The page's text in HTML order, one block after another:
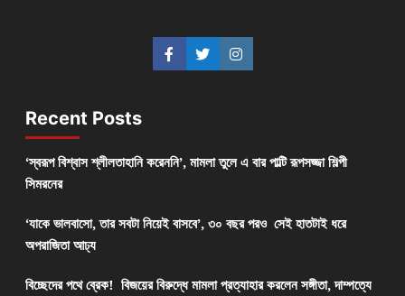
Recent Posts
‘স্বরূপ বিশ্বাস শ্লীলতাহানি করেননি’, মামলা তুলে এ বার পাল্টি রূপসজ্জা শিল্পী
সিমরনের
‘যাকে ভালবাসো, তার সবটা নিয়েই বাসবে’, ৩০ বছর পরও সেই হাতটাই ধরে
অপরাজিতা আঢ্য
বিচ্ছেদের পথে ব্রেক! বিজয়ের বিরুদ্ধে মামলা প্রত্যাহার করলেন সঙ্গীতা, দাম্পত্যে